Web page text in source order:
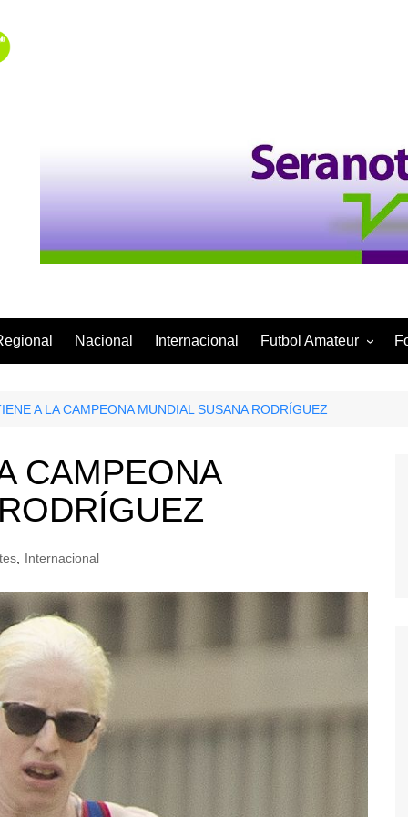
Nacional Internacional Futbol Amateur
Categoría Adulta
A LA CAMPEONA MUNDIAL SUSANA RODRÍGUEZ
CAMPEONA
, Internacional